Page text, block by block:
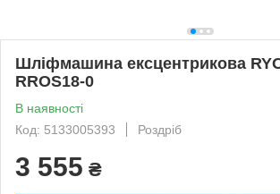
Шліфмашина ексцентрикова
RROS18-0
В наявності
Код: 5133005393
Роздріб
3 555 ₴